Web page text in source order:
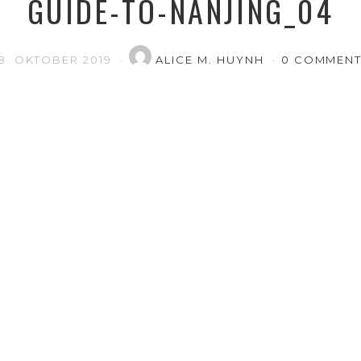
GUIDE-TO-NANJING_04
OKTOBER 2019 ALICE M. HUYNH 0